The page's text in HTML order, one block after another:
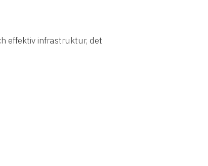
effektiv infrastruktur, det